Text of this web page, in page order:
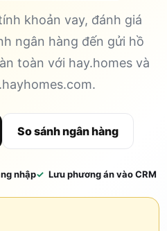
khoản vay, đánh giá
ngân hàng đến gửi hồ
toàn với hay.homes và
So sánh ngân hàng
nhập Lưu phương án vào CRM